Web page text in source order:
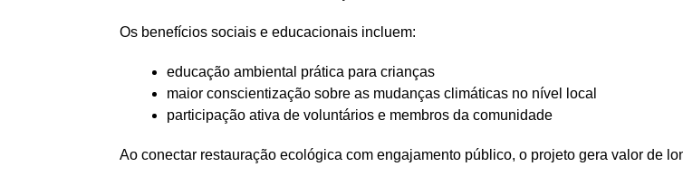
Os benefícios sociais e educacionais incluem:
educação ambiental prática para crianças
maior conscientização sobre as mudanças climáticas no nível local
participação ativa de voluntários e membros da comunidade
Ao conectar restauração ecológica com engajamento público, o projeto gera valor de